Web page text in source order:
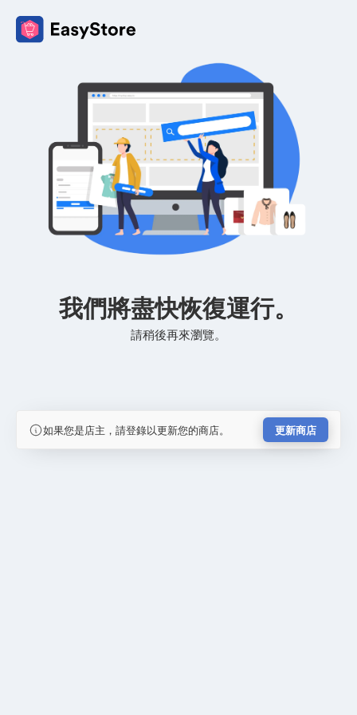
我們將盡快恢復運行。
請稍後再來瀏覽。
如果您是店主，請登錄以更新您的商店。 更新商店